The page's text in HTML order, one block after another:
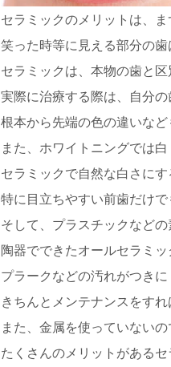
セラミックのメリットは、ま
笑った時等に見える部分の歯
セラミックは、本物の歯と
実際に治療する際は、自分
根本から先端の色の違いな
また、ホワイトニングでは
セラミックで自然な白さにす
特に目立ちやすい前歯だけ
そして、プラスチックなど
陶器でできたオールセラミッ
プラークなどの汚れがつき
きちんとメンテナンスをす
また、金属を使っていない
たくさんのメリットがあるセ